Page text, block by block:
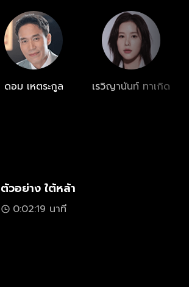
ดอม เหตระกูล เรวิญานันท์ ทาเกิด
ตัวอย่าง ใต้หล้า
0:02:19 นาที